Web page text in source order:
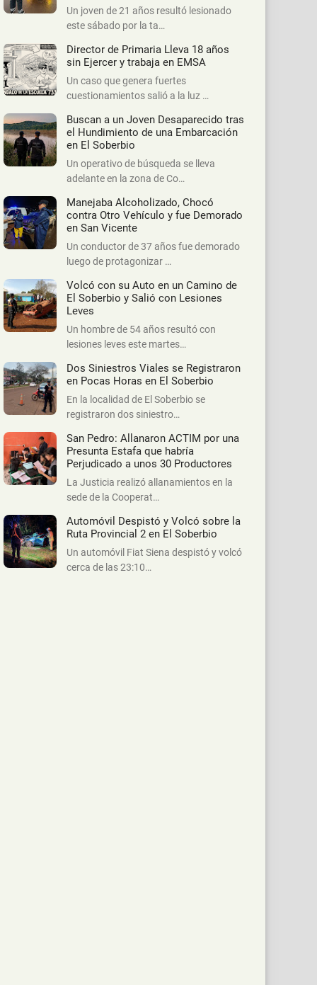
Un joven de 21 años resultó lesionado
este sábado por la ta…
Director de Primaria Lleva 18 años
sin Ejercer y trabaja en EMSA
Un caso que genera fuertes
cuestionamientos salió a la luz …
Buscan a un Joven Desaparecido tras
el Hundimiento de una Embarcación
en El Soberbio
Un operativo de búsqueda se lleva
adelante en la zona de Co…
Manejaba Alcoholizado, Chocó
contra Otro Vehículo y fue Demorado
en San Vicente
Un conductor de 37 años fue demorado
luego de protagonizar …
Volcó con su Auto en un Camino de
El Soberbio y Salió con Lesiones
Leves
Un hombre de 54 años resultó con
lesiones leves este martes…
Dos Siniestros Viales se Registraron
en Pocas Horas en El Soberbio
En la localidad de El Soberbio se
registraron dos siniestro…
San Pedro: Allanaron ACTIM por una
Presunta Estafa que habría
Perjudicado a unos 30 Productores
La Justicia realizó allanamientos en la
sede de la Cooperat…
Automóvil Despistó y Volcó sobre la
Ruta Provincial 2 en El Soberbio
Un automóvil Fiat Siena despistó y volcó
cerca de las 23:10…